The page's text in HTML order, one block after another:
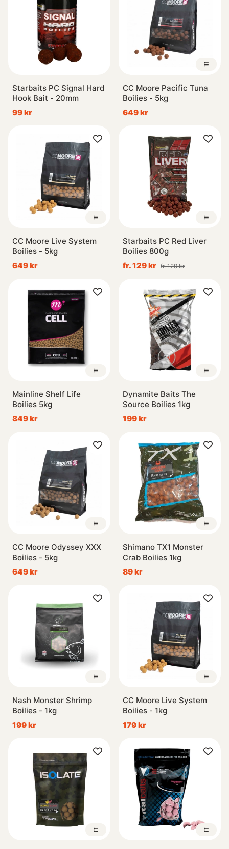
Starbaits PC Signal Hard
Hook Bait - 20mm
99 kr
CC Moore Pacific Tuna
Boilies - 5kg
649 kr
CC Moore Live System
Boilies - 5kg
649 kr
Starbaits PC Red Liver
Boilies 800g
fr. 129 kr fr. 129 kr
Mainline Shelf Life
Boilies 5kg
849 kr
Dynamite Baits The
Source Boilies 1kg
199 kr
CC Moore Odyssey XXX
Boilies - 5kg
649 kr
Shimano TX1 Monster
Crab Boilies 1kg
89 kr
Nash Monster Shrimp
Boilies - 1kg
199 kr
CC Moore Live System
Boilies - 1kg
179 kr